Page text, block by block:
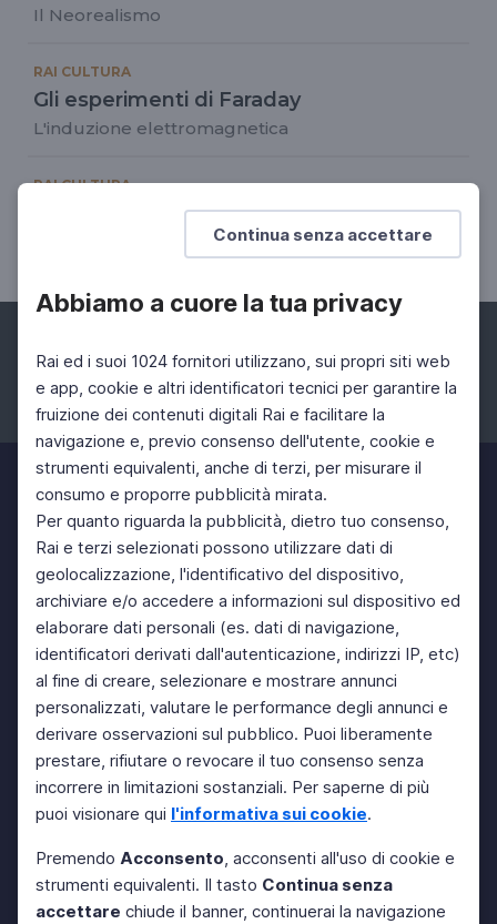
Continua senza accettare
Abbiamo a cuore la tua privacy
Rai ed i suoi 1024 fornitori utilizzano, sui propri siti web
e app, cookie e altri identificatori tecnici per garantire la
fruizione dei contenuti digitali Rai e facilitare la
navigazione e, previo consenso dell'utente, cookie e
strumenti equivalenti, anche di terzi, per misurare il
consumo e proporre pubblicità mirata.
Per quanto riguarda la pubblicità, dietro tuo consenso,
Rai e terzi selezionati possono utilizzare dati di
geolocalizzazione, l'identificativo del dispositivo,
archiviare e/o accedere a informazioni sul dispositivo ed
elaborare dati personali (es. dati di navigazione,
identificatori derivati dall'autenticazione, indirizzi IP, etc)
al fine di creare, selezionare e mostrare annunci
personalizzati, valutare le performance degli annunci e
derivare osservazioni sul pubblico. Puoi liberamente
prestare, rifiutare o revocare il tuo consenso senza
incorrere in limitazioni sostanziali. Per saperne di più
puoi visionare qui l'informativa sui cookie.
Premendo Acconsento, acconsenti all'uso di cookie e
strumenti equivalenti. Il tasto Continua senza
accettare chiude il banner, continuerai la navigazione
Il Neorealismo
RAI CULTURA
Gli esperimenti di Faraday
L'induzione elettromagnetica
RAI CULTURA
Bécquer: rima IV
Facebook Instagram Twitter